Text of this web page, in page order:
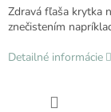
Zdravá fľaša krytka
znečistením
Detailné informácie